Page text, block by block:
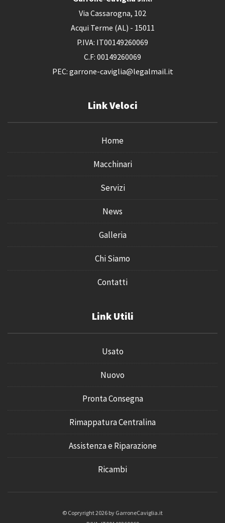
Via Cassarogna, 102
Acqui Terme (AL) - 15011
P.IVA: IT00149260069
C.F: 00149260069
PEC: garrone-caviglia@legalmail.it
Link Veloci
Home
Macchinari
Servizi
News
Galleria
Chi Siamo
Contatti
Link Utili
Usato
Nuovo
Pronta Consegna
Rimappatura Centralina
Assistenza e Riparazione
Ricambi
© Copryright 2026 by GarroneCaviglia.it